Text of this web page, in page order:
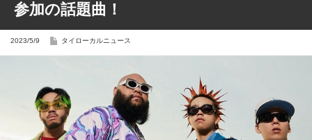
参加の話題曲！
2023/5/9 タイローカルニュース